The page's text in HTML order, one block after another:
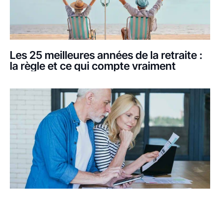
Les 25 meilleures années de la retraite :
la règle et ce qui compte vraiment